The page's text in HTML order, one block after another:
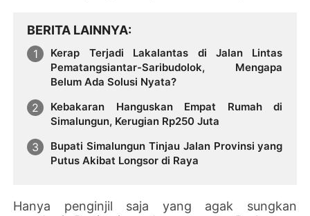
BERITA LAINNYA
Kerap Terjadi Lakalantas di Jalan Lintas
Pematangsiantar-Saribudolok, Mengapa
Belum Ada Solusi Nyata?
Kebakaran Hanguskan Empat Rumah di
Simalungun, Kerugian Rp250 Juta
Bupati Simalungun Tinjau Jalan Provinsi yang
Putus Akibat Longsor di Raya
Hanya penginjil saja yang agak sungkan